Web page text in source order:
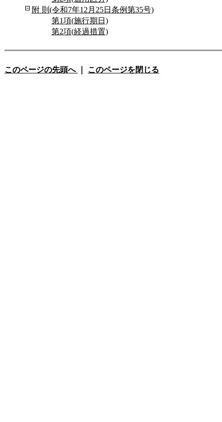
附 則(令和7年12月25日条例第35号)
第1項(施行期日)
第2項(経過措置)
このページの先頭へ このページを閉じる